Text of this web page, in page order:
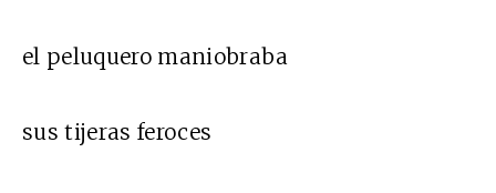
el peluquero maniobraba
sus tijeras feroces